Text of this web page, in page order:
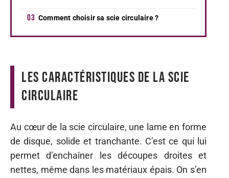
Comment choisir sa scie circulaire ?
Les caractéristiques de la scie
circulaire
Au cœur de la scie circulaire, une lame en forme
de disque, solide et tranchante. C’est ce qui lui
permet d’enchaîner les découpes droites et
nettes, même dans les matériaux épais. On s’en